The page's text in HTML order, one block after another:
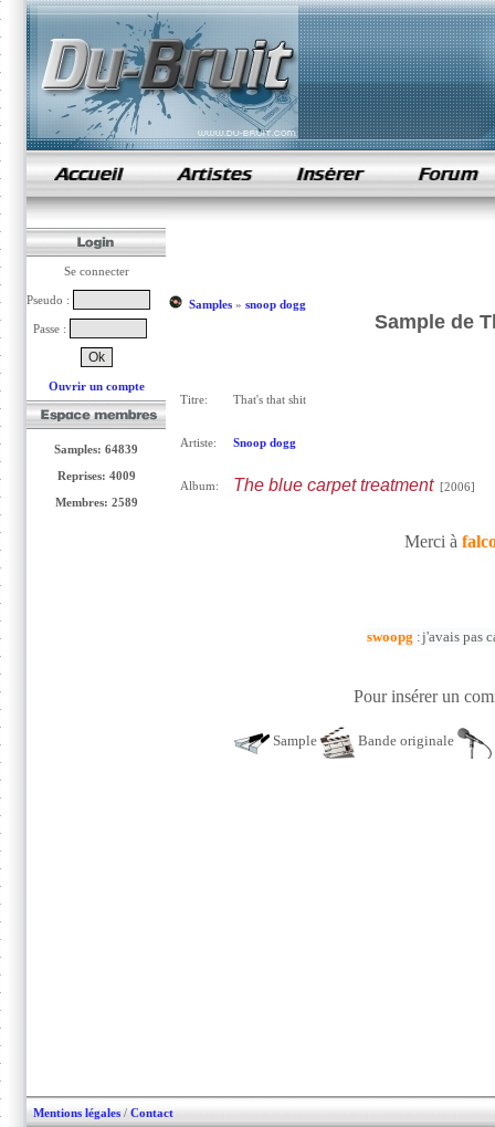
samples de rap
Se connecter
Pseudo :
Passe :
Ouvrir un compte
Samples: 64839
Reprises: 4009
Membres: 2589
Samples» snoop dogg
Sample de
Titre: That's that shit
Artiste: Snoop dogg
Album: The blue carpet treatment[2006]
Merci à
swoopg :j'avais pas
Pour insérer un
Sample Bande originale
Mentions légales / Contact